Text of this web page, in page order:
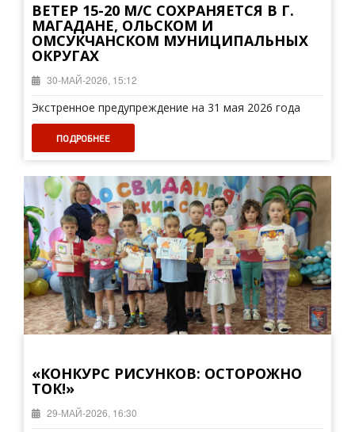
ВЕТЕР 15-20 М/С СОХРАНЯЕТСЯ В Г.
МАГАДАНЕ, ОЛЬСКОМ И
ОМСУКЧАНСКОМ МУНИЦИПАЛЬНЫХ
ОКРУГАХ
30-МАЙ-2026, 15:12
Экстренное предупреждение на 31 мая 2026 года
ПОДРОБНЕЕ
«КОНКУРС РИСУНКОВ: ОСТОРОЖНО
ТОК!»
29-МАЙ-2026, 16:30